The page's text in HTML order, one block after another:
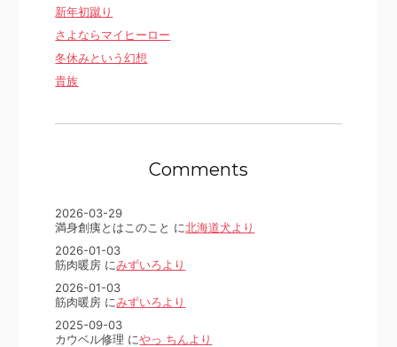
新年初蹴り
さよならマイヒーロー
冬休みという幻想
貴族
Comments
2026-03-29
満身創痍とはこのこと に北海道犬より
2026-01-03
筋肉暖房 にみずいろより
2026-01-03
筋肉暖房 にみずいろより
2025-09-03
カウベル修理 にやっ ちんより